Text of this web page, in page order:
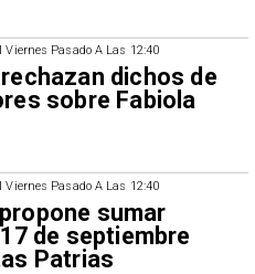
Viernes Pasado A Las 12:40
dichos de
sobre Fabiola
Viernes Pasado A Las 12:40
sumar
de septiembre
Patrias